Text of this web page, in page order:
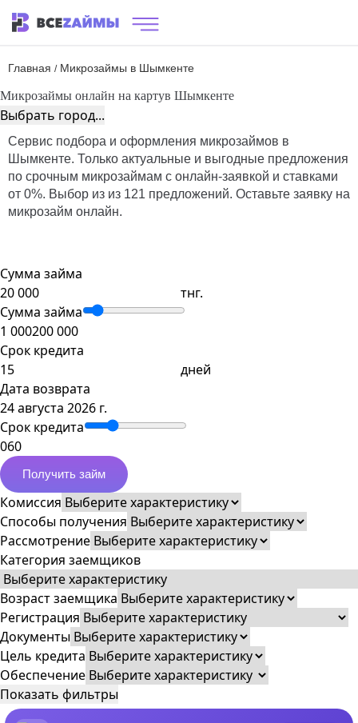
Главная / Микрозаймы в Шымкенте
Микрозаймы онлайн на картув Шымкенте
Выбрать город...
Сервис подбора и оформления микрозаймов в
Шымкенте. Только актуальные и выгодные предложения
по срочным микрозаймам с онлайн-заявкой и ставками
от 0%. Выбор из из 121 предложений. Оставьте заявку на
микрозайм онлайн.
Сумма займа
тнг.
Сумма займа
1 000200 000
Срок кредита
дней
Дата возврата
24 августа 2026 г.
Срок кредита
060
Получить займ
Комиссия
Способы получения
Рассмотрение
Категория заемщиков
Возраст заемщика
Регистрация
Документы
Цель кредита
Обеспечение
Показать фильтры